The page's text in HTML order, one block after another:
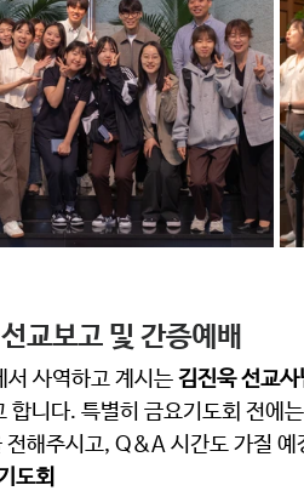
교보고 및 간증예배
서 사역하고 계시는 김진욱 선교사
합니다. 특별히 금요기도회 전에
전해주시고, Q&A 시간도 가질 예
도회